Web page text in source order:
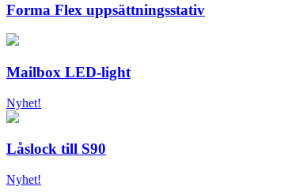
Forma Flex uppsättningsstativ
Mailbox LED-light
Nyhet!
Låslock till S90
Nyhet!